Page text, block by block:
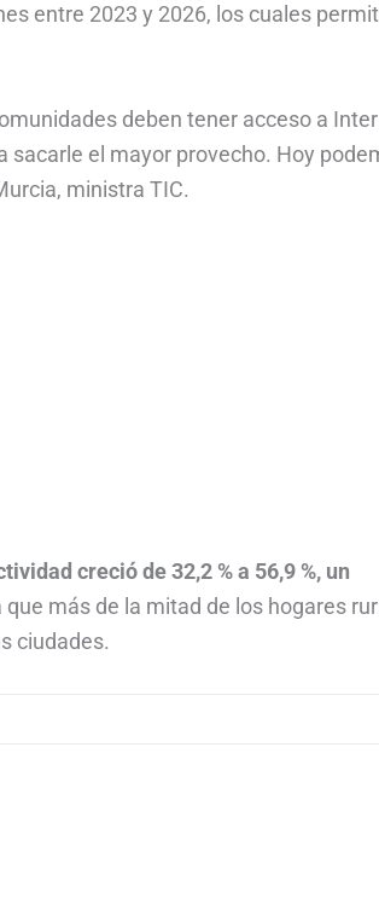
entre 2023 y 2026, los cuales
deben tener acceso a
el mayor provecho. Hoy
ministra TIC.
creció de 32,2 % a 56,9 %, un
que más de la mitad de los hogares
ciudades.